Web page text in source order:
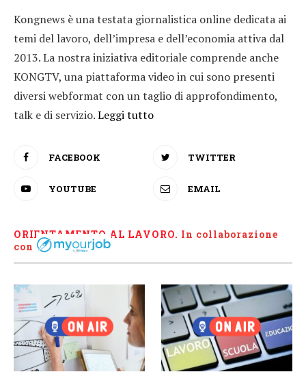
Kongnews è una testata giornalistica online dedicata ai
temi del lavoro, dell’impresa e dell’economia attiva dal
2013. La nostra iniziativa editoriale comprende anche
KONGTV, una piattaforma video in cui sono presenti
diversi webformat con un taglio di approfondimento,
talk e di servizio.Leggi tutto
FACEBOOK TWITTER
YOUTUBE EMAIL
ORIENTAMENTO AL LAVORO. In collaborazione
con